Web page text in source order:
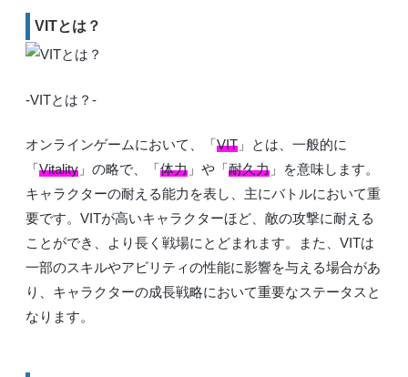
VITとは？
-VITとは？-
オンラインゲームにおいて、「VIT 」とは、一般的に
「Vitality 」の略で、「体力 」や「耐久力 」を意味します。
キャラクターの耐える能力を表し、主にバトルにおいて重
要です。VITが高いキャラクターほど、敵の攻撃に耐える
ことができ、より長く戦場にとどまれます。また、VITは
一部のスキルやアビリティの性能に影響を与える場合があ
り、キャラクターの成長戦略において重要なステータスと
なります。